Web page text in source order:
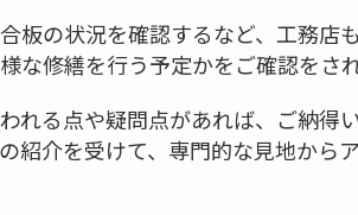
板の状況を確認するなど、工務店
な修繕を行う予定かをご確認をさ
れる点や疑問点があれば、ご納得
紹介を受けて、専門的な見地から